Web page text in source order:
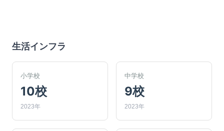
生活インフラ
小学校
10校
2023年
中学校
9校
2023年